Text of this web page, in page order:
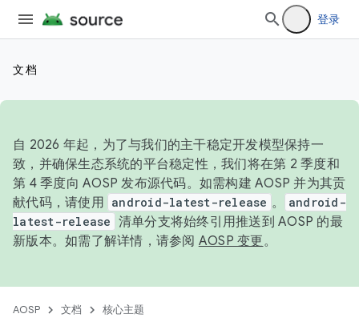
登录
文档
自 2026 年起，为了与我们的主干稳定开发模型保持一
致，并确保生态系统的平台稳定性，我们将在第 2 季度和
第 4 季度向 AOSP 发布源代码。如需构建 AOSP 并为其贡
献代码，请使用 android-latest-release 。
android-
latest-release 清单分支将始终引用推送到 AOSP 的最
新版本。如需了解详情，请参阅 AOSP 变更。
AOSP 文档 核心主题